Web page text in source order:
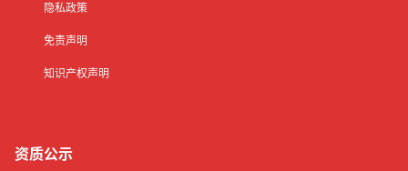
隐私政策
免责声明
知识产权声明
资质公示